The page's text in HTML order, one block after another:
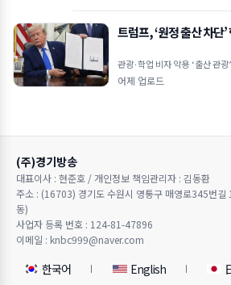
트럼프, ‘원정 출산 차단
관광·학업 비자 악용 ‘출산 관
차단 외교공관 직원·적성국 출
어제 업로드
(주)경기방송
대표이사 : 현준호 / 개인정보 책임관리자 : 김동환
주소 : (16703) 경기도 수원시 영통구 매영로345번길
동)
사업자 등록 번호 : 124-81-47896
이메일 : knbc999@naver.com
한국어 English